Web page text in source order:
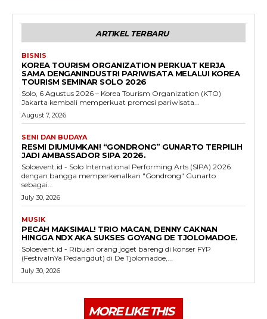
ARTIKEL TERBARU
BISNIS
KOREA TOURISM ORGANIZATION PERKUAT KERJA
SAMA DENGANINDUSTRI PARIWISATA MELALUI KOREA
TOURISM SEMINAR SOLO 2026
Solo, 6 Agustus 2026 – Korea Tourism Organization (KTO)
Jakarta kembali memperkuat promosi pariwisata...
August 7, 2026
SENI DAN BUDAYA
RESMI DIUMUMKAN! “GONDRONG” GUNARTO TERPILIH
JADI AMBASSADOR SIPA 2026.
Soloevent.id - Solo International Performing Arts (SIPA) 2026
dengan bangga memperkenalkan "Gondrong" Gunarto
sebagai...
July 30, 2026
MUSIK
PECAH MAKSIMAL! TRIO MACAN, DENNY CAKNAN
HINGGA NDX AKA SUKSES GOYANG DE TJOLOMADOE.
Soloevent.id - Ribuan orang joget bareng di konser FYP
(FestivalnYa Pedangdut) di De Tjolomadoe,...
July 30, 2026
MORE LIKE THIS